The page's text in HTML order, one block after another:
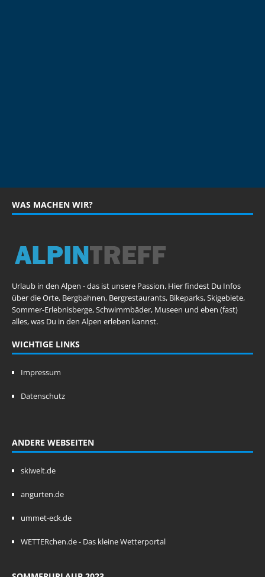
WAS MACHEN WIR?
Urlaub in den Alpen - das ist unsere Passion. Hier findest Du Infos
über die Orte, Bergbahnen, Bergrestaurants, Bikeparks, Skigebiete,
Sommer-Erlebnisberge, Schwimmbäder, Museen und eben (fast)
alles, was Du in den Alpen erleben kannst.
WICHTIGE LINKS
Impressum
Datenschutz
ANDERE WEBSEITEN
skiwelt.de
angurten.de
ummet-eck.de
WETTERchen.de - Das kleine Wetterportal